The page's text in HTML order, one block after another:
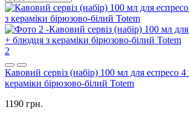
2
Кавовий сервіз (набір) 100 мл для еспресо
кераміки бірюзово-білий Totem
1190 грн.